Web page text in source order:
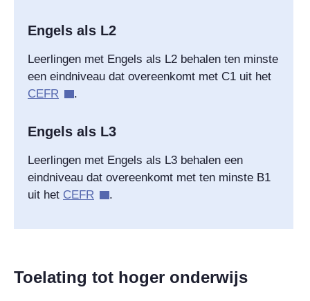
Engels als L2
Leerlingen met Engels als L2 behalen ten minste
een eindniveau dat overeenkomt met C1 uit het
CEFR
.
Engels als L3
Leerlingen met Engels als L3 behalen een
eindniveau dat overeenkomt met ten minste B1
uit het CEFR .
Toelating tot hoger onderwijs